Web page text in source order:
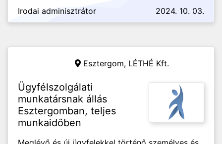
Irodai adminisztrátor 2024. 10. 03.
Esztergom, LÉTHÉ Kft.
Ügyfélszolgálati
munkatársnak állás
Esztergomban, teljes
munkaidőben